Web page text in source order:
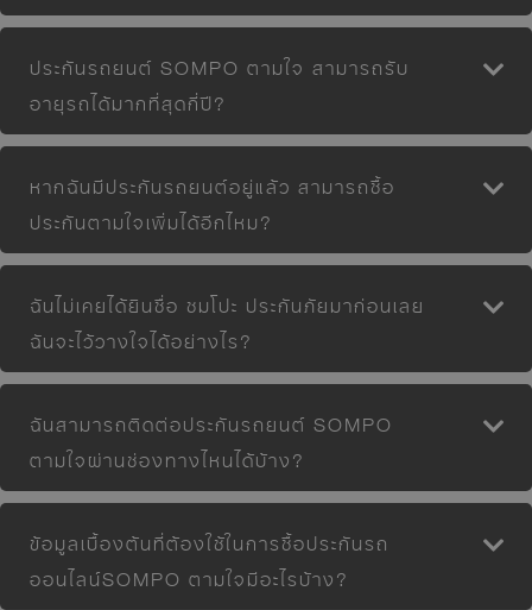
ประกันรถยนต์ SOMPO ตามใจ สามารถรับ
อายุรถได้มากที่สุดกี่ปี?
หากฉันมีประกันรถยนต์อยู่แล้ว สามารถซื้อ
ประกันตามใจเพิ่มได้อีกไหม?
ฉันไม่เคยได้ยินชื่อ ซมโปะ ประกันภัยมาก่อนเลย
ฉันจะไว้วางใจได้อย่างไร?
ฉันสามารถติดต่อประกันรถยนต์ SOMPO
ตามใจผ่านช่องทางไหนได้บ้าง?
ข้อมูลเบื้องต้นที่ต้องใช้ในการซื้อประกันรถ
ออนไลน์SOMPO ตามใจมีอะไรบ้าง?